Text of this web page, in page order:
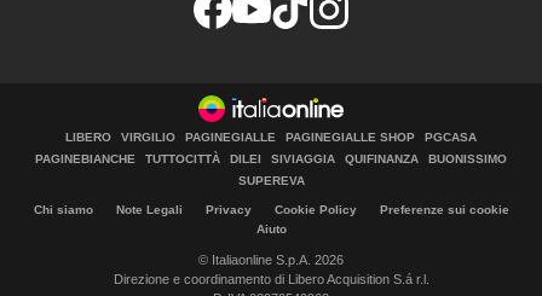
LIBERO VIRGILIO PAGINEGIALLE PAGINEGIALLE SHOP
PGCASA
PAGINEBIANCHE
TUTTOCITTÀ DILEI SIVIAGGIA QUIFINANZA
BUONISSIMO
SUPEREVA
Chi siamo Note Legali Privacy Cookie Policy
Preferenze sui cookie
Aiuto
© Italiaonline S.p.A. 2026
Direzione e coordinamento di Libero Acquisition S.á r.l.